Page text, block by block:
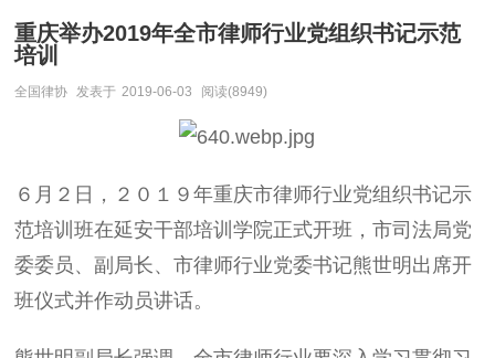
重庆举办2019年全市律师行业党组织书记示范
培训
全国律协 发表于 2019-06-03 阅读(8949)
６月２日，２０１９年重庆市律师行业党组织书记示
范培训班在延安干部培训学院正式开班，市司法局党
委委员、副局长、市律师行业党委书记熊世明出席开
班仪式并作动员讲话。